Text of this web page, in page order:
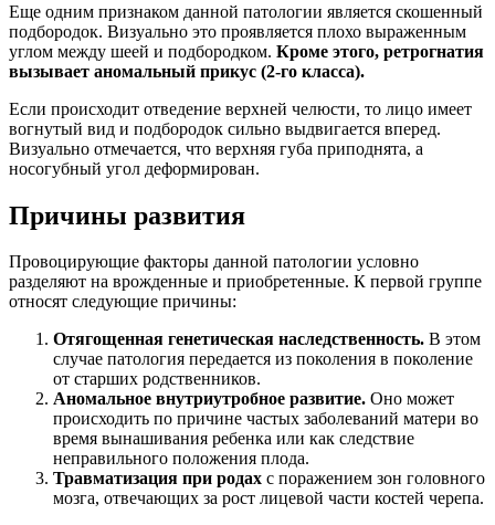
Еще одним признаком данной патологии является скошенный
подбородок. Визуально это проявляется плохо выраженным
углом между шеей и подбородком. Кроме этого, ретрогнатия
вызывает аномальный прикус (2-го класса).
Если происходит отведение верхней челюсти, то лицо имеет
вогнутый вид и подбородок сильно выдвигается вперед.
Визуально отмечается, что верхняя губа приподнята, а
носогубный угол деформирован.
Причины развития
Провоцирующие факторы данной патологии условно
разделяют на врожденные и приобретенные. К первой группе
относят следующие причины:
Отягощенная генетическая наследственность. В этом
случае патология передается из поколения в поколение
от старших родственников.
Аномальное внутриутробное развитие. Оно может
происходить по причине частых заболеваний матери во
время вынашивания ребенка или как следствие
неправильного положения плода.
Травматизация при родах с поражением зон головного
мозга, отвечающих за рост лицевой части костей черепа.